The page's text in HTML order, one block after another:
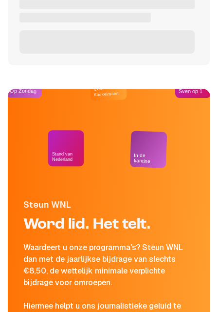
Steun WNL
Word lid. Het telt.
Waardeert u onze programma's? Steun WNL
dan met de jaarlijkse bijdrage van slechts
€8,50, de wettelijk minimale verplichte
bijdrage voor omroepen.
Hiermee helpt u ons journalistieke geluid te
Op Zondag
Stand van
Nederland
Café
Kockelmann
In de
kantine
Sven op 1